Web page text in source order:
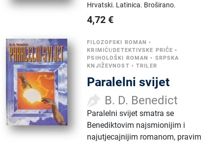
Hrvatski. Latinica. Broširano.
4,72 €
FILOZOFSKI ROMAN •
KRIMIĆI/DETEKTIVSKE PRIČE •
PSIHOLOŠKI ROMAN • SRPSKA
KNJIŽEVNOST •TRILER
Paralelni svijet
B. D. Benedict
Paralelni svijet smatra se
Benediktovim najsmionijim i
najutjecajnijim romanom, pravim